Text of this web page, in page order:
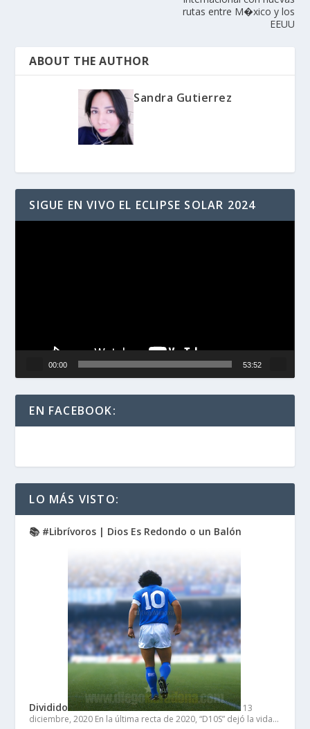
rutas entre M�xico y los
EEUU
ABOUT THE AUTHOR
Sandra Gutierrez
SIGUE EN VIVO EL ECLIPSE SOLAR 2024
00:00 53:52
EN FACEBOOK:
LO MÁS VISTO:
📚 #Librívoros | Dios Es Redondo o un Balón
Dividido
13
diciembre, 2020 En la última recta de 2020, “D10S” dejó la vida…